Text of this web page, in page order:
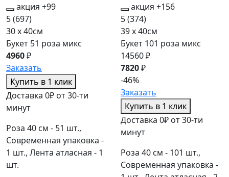
акция +99
5(697)
30 x 40см
Букет 51 роза микс
4960₽
Заказать
Купить в 1 клик
Доставка 0₽ от 30-ти
минут
Роза 40 см - 51 шт.,
Современная упаковка -
1 шт., Лента атласная - 1
шт.
акция +156
5(374)
39 x 40см
Букет 101 роза микс
14560 ₽
7820₽
-46%
Заказать
Купить в 1 клик
Доставка 0₽ от 30-ти
минут
Роза 40 см - 101 шт.,
Современная упаковка -